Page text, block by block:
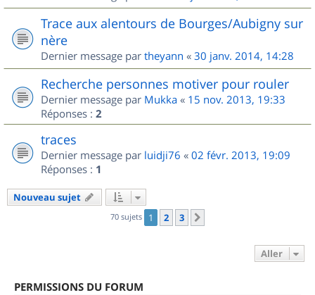
Trace aux alentours de Bourges/Aubigny sur
nère
Dernier message par theyann « 30 janv. 2014, 14:28
Recherche personnes motiver pour rouler
Dernier message par Mukka « 15 nov. 2013, 19:33
Réponses : 2
traces
Dernier message par luidji76 « 02 févr. 2013, 19:09
Réponses : 1
Nouveau sujet
70 sujets 1 2 3
Aller
PERMISSIONS DU FORUM